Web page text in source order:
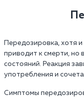
Передозировка, хотя
приводит к смерти, но
состояний. Реакция
употребления и
Симптомы